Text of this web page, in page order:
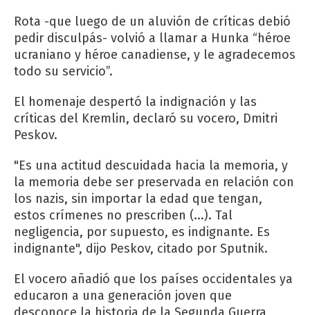
Rota -que luego de un aluvión de críticas debió
pedir disculpás- volvió a llamar a Hunka “héroe
ucraniano y héroe canadiense, y le agradecemos
todo su servicio”.
El homenaje despertó la indignación y las
críticas del Kremlin, declaró su vocero, Dmitri
Peskov.
"Es una actitud descuidada hacia la memoria, y
la memoria debe ser preservada en relación con
los nazis, sin importar la edad que tengan,
estos crímenes no prescriben (...). Tal
negligencia, por supuesto, es indignante. Es
indignante", dijo Peskov, citado por Sputnik.
El vocero añadió que los países occidentales ya
educaron a una generación joven que
desconoce la historia de la Segunda Guerra